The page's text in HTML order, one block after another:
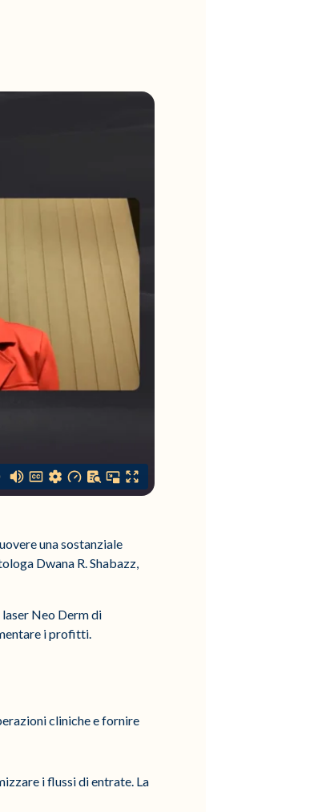
una sostanziale
Dwana R. Shabazz,
Neo Derm di
i profitti.
cliniche e fornire
i flussi di entrate. La